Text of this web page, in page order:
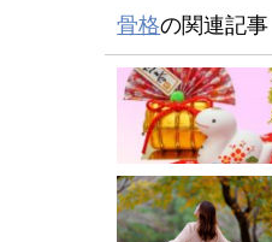
骨格の関連記事